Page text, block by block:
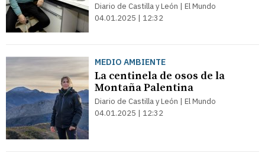
Diario de Castilla y León | El Mundo
04.01.2025 | 12:32
MEDIO AMBIENTE
La centinela de osos de la
Montaña Palentina
Diario de Castilla y León | El Mundo
04.01.2025 | 12:32